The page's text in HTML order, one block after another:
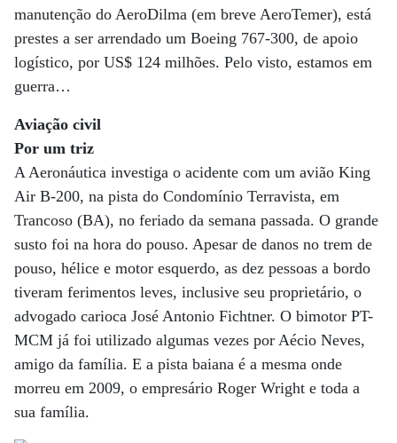
manutenção do AeroDilma (em breve AeroTemer), está
prestes a ser arrendado um Boeing 767-300, de apoio
logístico, por US$ 124 milhões. Pelo visto, estamos em
guerra…
Aviação civil
Por um triz
A Aeronáutica investiga o acidente com um avião King
Air B-200, na pista do Condomínio Terravista, em
Trancoso (BA), no feriado da semana passada. O grande
susto foi na hora do pouso. Apesar de danos no trem de
pouso, hélice e motor esquerdo, as dez pessoas a bordo
tiveram ferimentos leves, inclusive seu proprietário, o
advogado carioca José Antonio Fichtner. O bimotor PT-
MCM já foi utilizado algumas vezes por Aécio Neves,
amigo da família. E a pista baiana é a mesma onde
morreu em 2009, o empresário Roger Wright e toda a
sua família.